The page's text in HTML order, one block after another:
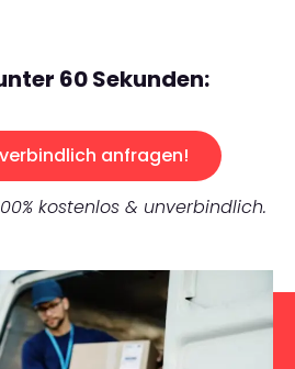
60 Sekunden:
anfragen!
kostenlos & unverbindlich.